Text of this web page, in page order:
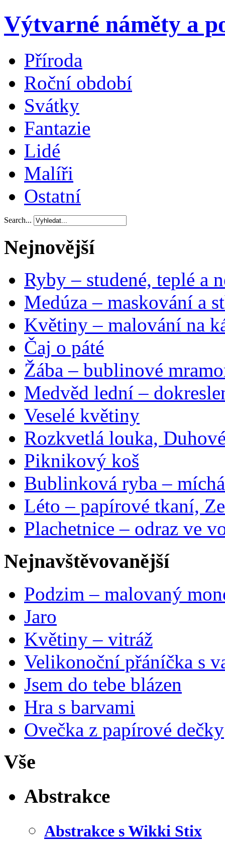
Výtvarné náměty a
Příroda
Roční období
Svátky
Fantazie
Lidé
Malíři
Ostatní
Search...
Nejnovější
Ryby – studené, teplé a
Medúza – maskování a
Květiny – malování na
Čaj o páté
Žába – bublinové
Medvěd lední –
Veselé květiny
Rozkvetlá louka,
Piknikový koš
Bublinková ryba –
Léto – papírové tkaní,
Plachetnice – odraz ve
Nejnavštěvovanější
Podzim – malovaný
Jaro
Květiny – vitráž
Velikonoční přáníčka s
Jsem do tebe blázen
Hra s barvami
Ovečka z papírové dečky
Vše
Abstrakce
Abstrakce s Wikki Stix